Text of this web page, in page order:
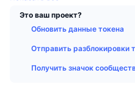
Это ваш проект?
Обновить данные токена
Отправить разблокировки
Получить значок